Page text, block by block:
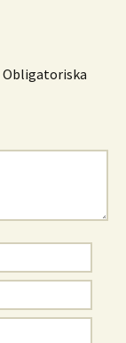
Obligatoriska